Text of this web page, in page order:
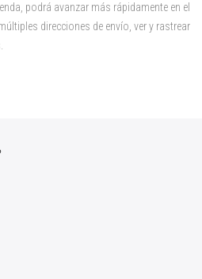
podrá avanzar más rápidamente en el
direcciones de envío, ver y rastrear